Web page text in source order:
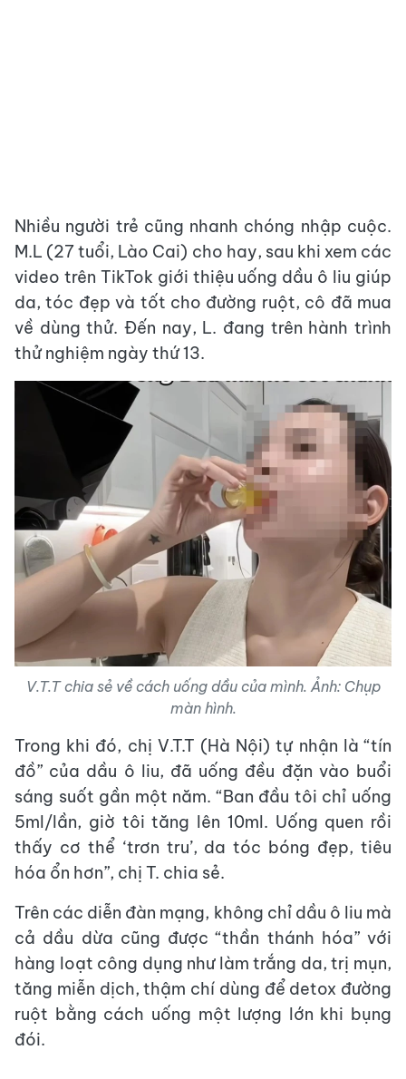
Nhiều người trẻ cũng nhanh chóng nhập cuộc.
M.L (27 tuổi, Lào Cai) cho hay, sau khi xem các
video trên TikTok giới thiệu uống dầu ô liu giúp
da, tóc đẹp và tốt cho đường ruột, cô đã mua
về dùng thử. Đến nay, L. đang trên hành trình
thử nghiệm ngày thứ 13.
V.T.T chia sẻ về cách uống dầu của mình. Ảnh: Chụp
màn hình.
Trong khi đó, chị V.T.T (Hà Nội) tự nhận là “tín
đồ” của dầu ô liu, đã uống đều đặn vào buổi
sáng suốt gần một năm. “Ban đầu tôi chỉ uống
5ml/lần, giờ tôi tăng lên 10ml. Uống quen rồi
thấy cơ thể ‘trơn tru’, da tóc bóng đẹp, tiêu
hóa ổn hơn”, chị T. chia sẻ.
Trên các diễn đàn mạng, không chỉ dầu ô liu mà
cả dầu dừa cũng được “thần thánh hóa” với
hàng loạt công dụng như làm trắng da, trị mụn,
tăng miễn dịch, thậm chí dùng để detox đường
ruột bằng cách uống một lượng lớn khi bụng
đói.